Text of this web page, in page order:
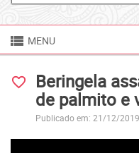
 MENU
favorite_border
Beringela
de palmito e
Publicado em: 21/12/